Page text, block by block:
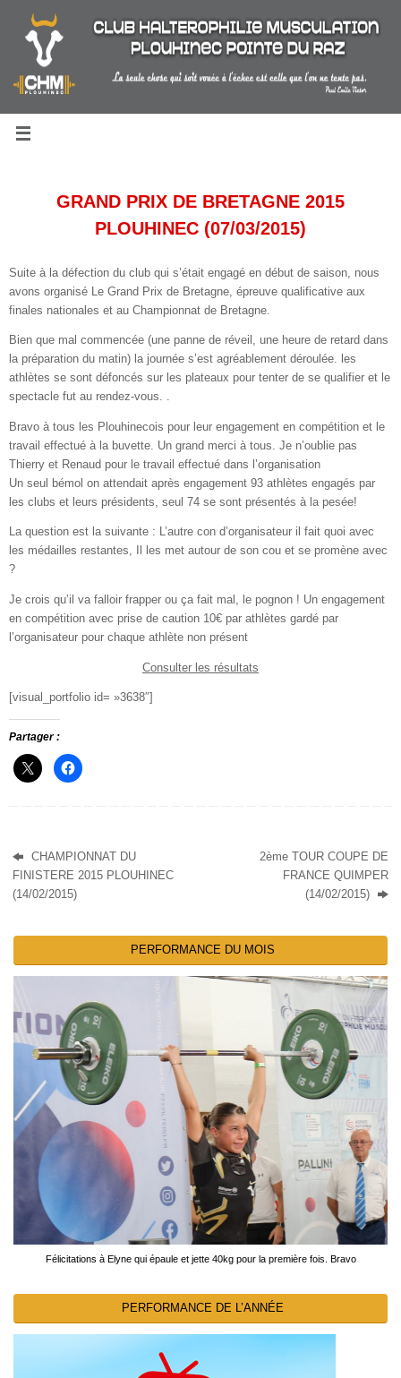
contenu
GRAND PRIX DE BRETAGNE 2015
PLOUHINEC (07/03/2015)
Suite à la défection du club qui s’était engagé en début de saison, nous
avons organisé Le Grand Prix de Bretagne, épreuve qualificative aux
finales nationales et au Championnat de Bretagne.
Bien que mal commencée (une panne de réveil, une heure de retard dans
la préparation du matin) la journée s’est agréablement déroulée. les
athlètes se sont défoncés sur les plateaux pour tenter de se qualifier et le
spectacle fut au rendez-vous. .
Bravo à tous les Plouhinecois pour leur engagement en compétition et le
travail effectué à la buvette. Un grand merci à tous. Je n’oublie pas
Thierry et Renaud pour le travail effectué dans l’organisation
Un seul bémol on attendait après engagement 93 athlètes engagés par
les clubs et leurs présidents, seul 74 se sont présentés à la pesée!
La question est la suivante : L’autre con d’organisateur il fait quoi avec
les médailles restantes, Il les met autour de son cou et se promène avec
?
Je crois qu’il va falloir frapper ou ça fait mal, le pognon ! Un engagement
en compétition avec prise de caution 10€ par athlètes gardé par
l’organisateur pour chaque athlète non présent
Consulter les résultats
[visual_portfolio id= »3638″]
Partager :
CHAMPIONNAT DU
FINISTERE 2015 PLOUHINEC
(14/02/2015)
2ème TOUR COUPE DE
FRANCE QUIMPER
(14/02/2015)
PERFORMANCE DU MOIS
Félicitations à Elyne qui épaule et jette 40kg pour la première fois. Bravo
PERFORMANCE DE L’ANNÉE